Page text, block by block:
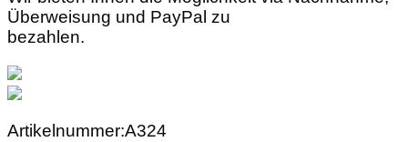
Überweisung und PayPal zu
bezahlen.
Artikelnummer:A324